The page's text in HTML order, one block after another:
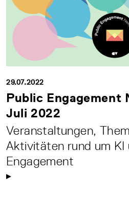
29.07.2022
Public Engagement
Juli 2022
Veranstaltungen,
Aktivitäten rund um KI
Engagement